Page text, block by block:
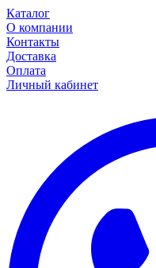
Каталог
О компании
Контакты
Доставка
Оплата
Личный кабинет